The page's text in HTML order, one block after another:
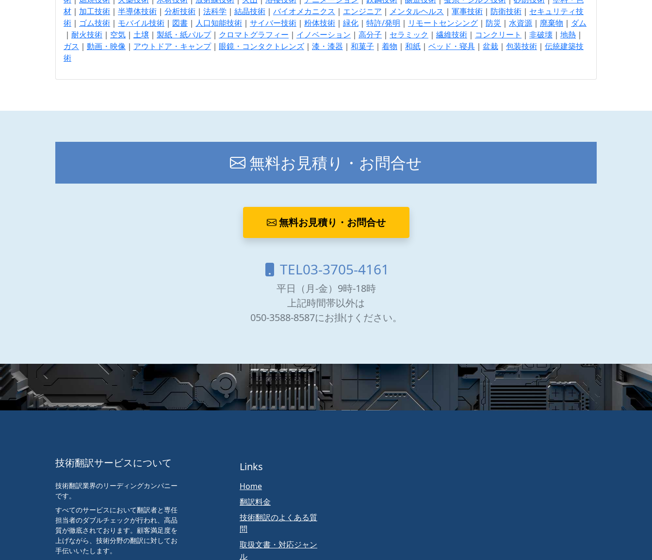
材 ｜ 加工技術 ｜ 半導体技術 ｜ 分析技術 ｜ 法科学 ｜ 結晶技術 ｜ バイオメカニクス ｜ エンジニア ｜ メンタルヘルス ｜ 軍事技術 ｜ 防衛技術 ｜ セキュリティ技
術 ｜ ゴム技術 ｜ モバイル技術 ｜ 図書 ｜ 人口知能技術 ｜ サイバー技術 ｜ 粉体技術 ｜ 緑化 ｜ 特許/発明 ｜ リモートセンシング ｜ 防災 ｜ 水資源 ｜ 廃棄物 ｜ ダム
｜ 耐火技術 ｜ 空気 ｜ 土壌 ｜ 製紙・紙パルプ｜ クロマトグラフィー ｜ イノベーション ｜ 高分子 ｜ セラミック ｜ 繊維技術 ｜ コンクリート ｜ 非破壊 ｜ 地熱 ｜
ガス ｜ 動画・映像 ｜ アウトドア・キャンプ｜ 眼鏡・コンタクトレンズ ｜ 漆・漆器 ｜ 和菓子 ｜ 着物 ｜ 和紙 ｜ ベッド・寝具 ｜ 盆栽 ｜ 包装技術 ｜ 伝統建築技
術
無料お見積り・お問合せ
無料お見積り・お問合せ
TEL03-3705-4161
平日（月-金）9時-18時
上記時間帯以外は
050-3588-8587にお掛けください。
技術翻訳サービスについて
技術翻訳業界のリーディングカンパニー
です。
すべてのサービスにおいて翻訳者と専任
担当者のダブルチェックが行われ、高品
質が徹底されております。顧客満足度を
上げながら、技術分野の翻訳に対してお
手伝いいたします。
Links
Home
翻訳料金
技術翻訳のよくある質
問
取扱文書・対応ジャン
ル